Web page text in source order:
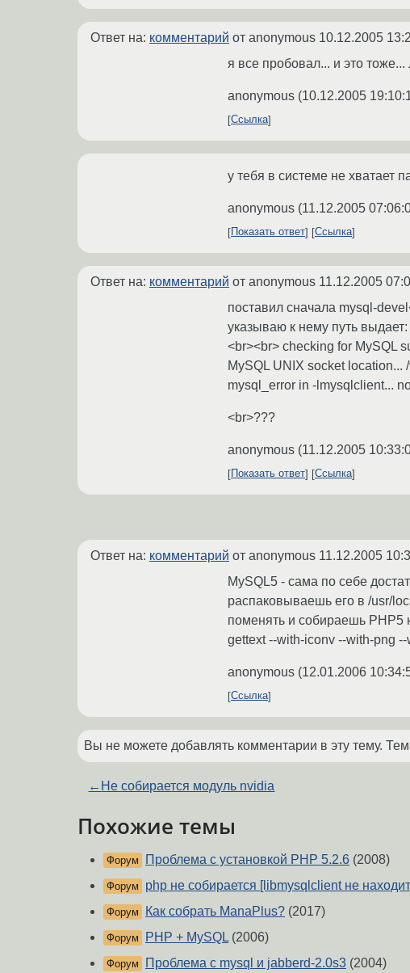
Ответ на: комментарий от anonymous 10.12.2005
я все пробовал... и это
anonymous (10.12.2005
Ссылка
у тебя в системе не хватает
anonymous (11.12.2005
Показать ответ Ссылка
Ответ на: комментарий от anonymous 11.12.2005
поставил сначала mysql-
указываю к нему путь выдает:
<br><br> checking for MySQL
MySQL UNIX socket
mysql_error in -lmysqlclient...
<br>???
anonymous (11.12.2005
Показать ответ Ссылка
Ответ на: комментарий от anonymous 11.12.2005
MySQL5 - сама по себе
распаковываешь его в /usr/
поменять и собираешь PHP5
gettext --with-iconv --with-png
anonymous (12.01.2006
Ссылка
Вы не можете добавлять комментарии в эту тему.
← Не собирается модуль nvidia
Похожие темы
Форум Проблема с установкой PHP 5.2.6 (2008)
Форум php не собирается [libmysqlclient не находит]
Форум Как собрать ManaPlus? (2017)
Форум PHP + MySQL(2006)
Форум Проблема с mysql и jabberd-2.0s3 (2004)